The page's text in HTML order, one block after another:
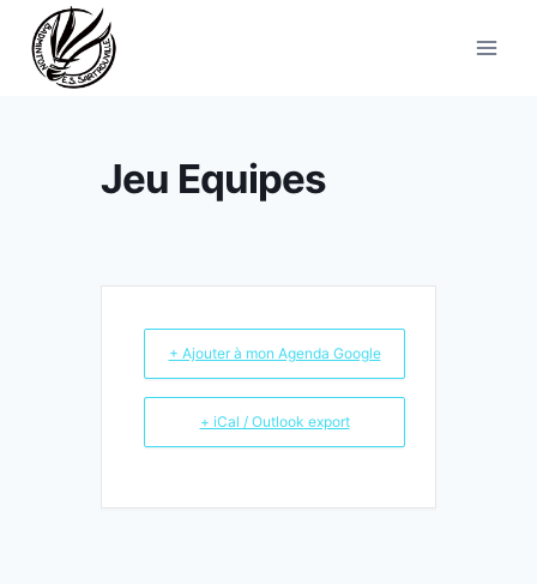
contenu
Jeu Equipes
+ Ajouter à mon Agenda Google
+ iCal / Outlook export